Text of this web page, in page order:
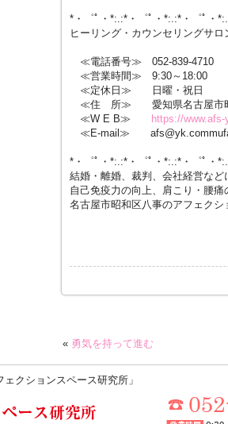
*・゜ﾟ・*:.:*・゜ﾟ・*:.:*・゜ﾟ・
ヒーリング・カウンセリングサロ
≪電話番号≫ 052-839-4710
≪営業時間≫ 9:30～18:00
≪定休日≫ 日曜・祝日
≪住 所≫ 愛知県名古屋市昭
≪W E B≫
https://
≪E-mail≫
*・゜ﾟ・*:.:*・゜ﾟ・*:.:*・゜ﾟ・
結婚・離婚、裁判、会社経営な
自己免疫力の向上、肩こり・腰
名古屋市昭和区八事のアフェクシ
« 勇気を持って進む
クションスペース研究所」